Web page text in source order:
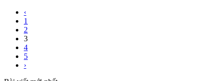
‹
1
2
3
4
5
›